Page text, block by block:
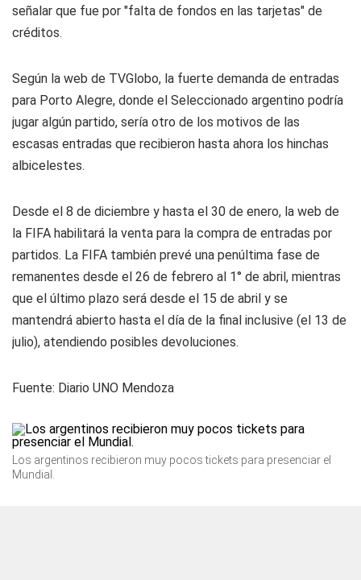
señalar que fue por "falta de fondos en las tarjetas" de
créditos.
Según la web de TVGlobo, la fuerte demanda de entradas
para Porto Alegre, donde el Seleccionado argentino podría
jugar algún partido, sería otro de los motivos de las
escasas entradas que recibieron hasta ahora los hinchas
albicelestes.
Desde el 8 de diciembre y hasta el 30 de enero, la web de
la FIFA habilitará la venta para la compra de entradas por
partidos. La FIFA también prevé una penúltima fase de
remanentes desde el 26 de febrero al 1° de abril, mientras
que el último plazo será desde el 15 de abril y se
mantendrá abierto hasta el día de la final inclusive (el 13 de
julio), atendiendo posibles devoluciones.
Fuente: Diario UNO Mendoza
Los argentinos recibieron muy pocos tickets para presenciar el
Mundial.